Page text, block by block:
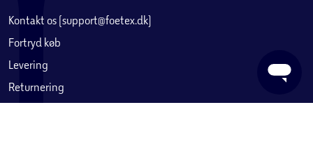
Kontakt os (support@foetex.dk)
Fortryd køb
Levering
Returnering